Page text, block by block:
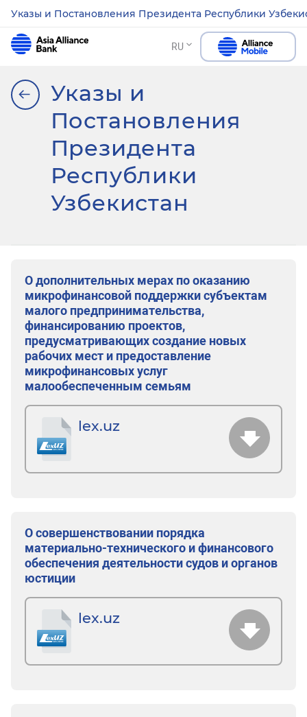
Указы и Постановления Президента Республики
RU
Указы и
Постановления
Президента
Республики
Узбекистан
О дополнительных мерах по оказанию
микрофинансовой поддержки субъектам
малого предпринимательства,
финансированию проектов,
предусматривающих создание новых
рабочих мест и предоставление
микрофинансовых услуг
малообеспеченным семьям
lex.uz
О совершенствовании порядка
материально-технического и финансового
обеспечения деятельности судов и органов
юстиции
lex.uz